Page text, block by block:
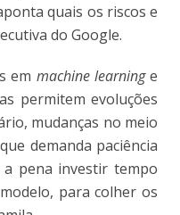
quais os riscos e
do Google.
em machine learninge
permitem evoluções
mudanças no meio
demanda paciência
pena investir tempo
para colher os